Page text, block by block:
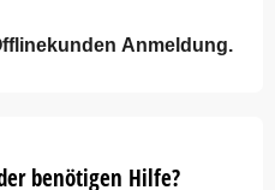
Anmeldung.
benötigen Hilfe?